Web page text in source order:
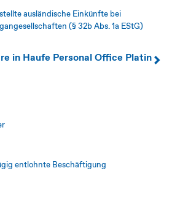
ausländische Einkünfte bei
(§ 32b Abs. 1a EStG)
in Haufe Personal Office Platin
entlohnte Beschäftigung